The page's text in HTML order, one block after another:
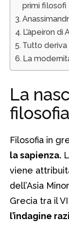
primi filosofi
L’àpeiron
Tutto deriva
La
La
filosofia
Filosofia in
la sapienza.
viene
dell’Asia
Grecia tra il
l’indagine